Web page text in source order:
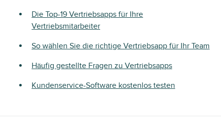
Die Top-19 Vertriebsapps für Ihre
Vertriebsmitarbeiter
So wählen Sie die richtige Vertriebsapp für Ihr Team
Häufig gestellte Fragen zu Vertriebsapps
Kundenservice-Software kostenlos testen